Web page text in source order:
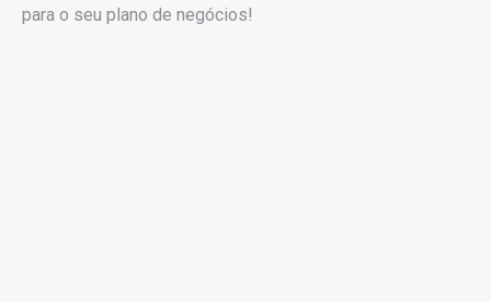
para o seu plano de negócios!